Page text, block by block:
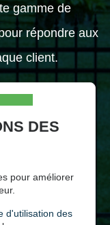
gamme de
répondre aux
client.
DES
pour améliorer
d'utilisation des